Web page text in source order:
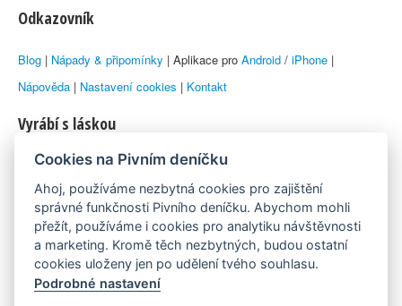
Odkazovník
Blog | Nápady & připomínky | Aplikace pro Android / iPhone |
Nápověda | Nastavení cookies | Kontakt
Vyrábí s láskou
© 2010–2026 byLukáš Zemanaka Emka
Máme rádi
Pivní.info
Poznámka pod čarou
Cookies na Pivním deníčku
Ahoj, používáme nezbytná cookies pro zajištění
správné funkčnosti Pivního deníčku. Abychom mohli
přežít, používáme i cookies pro analytiku návštěvnosti
a marketing. Kromě těch nezbytných, budou ostatní
cookies uloženy jen po udělení tvého souhlasu.
Podrobné nastavení